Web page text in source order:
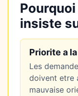
Pourquoi
insiste
Priorite a
Les
doivent etre
mauvaise